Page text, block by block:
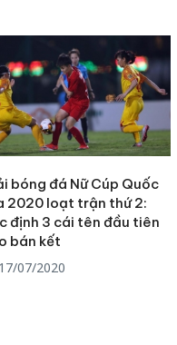
bóng đá Nữ Cúp Quốc
2020 loạt trận thứ 2:
định 3 cái tên đầu tiên
bán kết
17/07/2020